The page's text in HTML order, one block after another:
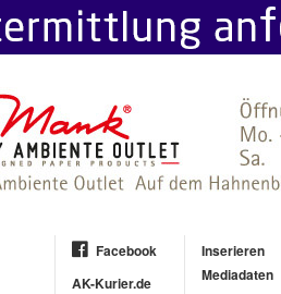
Facebook
AK-Kurier.de
Inserieren
Mediadaten